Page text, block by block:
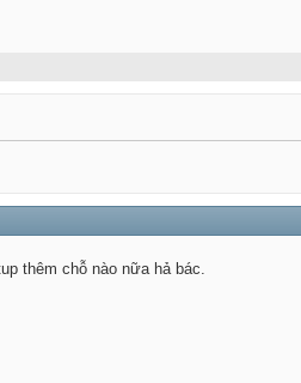
thêm chỗ nào nữa hả bác.